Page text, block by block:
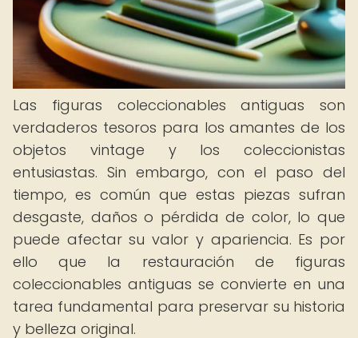
Las figuras coleccionables antiguas son
verdaderos tesoros para los amantes de los
objetos vintage y los coleccionistas
entusiastas. Sin embargo, con el paso del
tiempo, es común que estas piezas sufran
desgaste, daños o pérdida de color, lo que
puede afectar su valor y apariencia. Es por
ello que la restauración de figuras
coleccionables antiguas se convierte en una
tarea fundamental para preservar su historia
y belleza original.